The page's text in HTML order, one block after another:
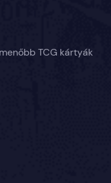
TCG kártyák